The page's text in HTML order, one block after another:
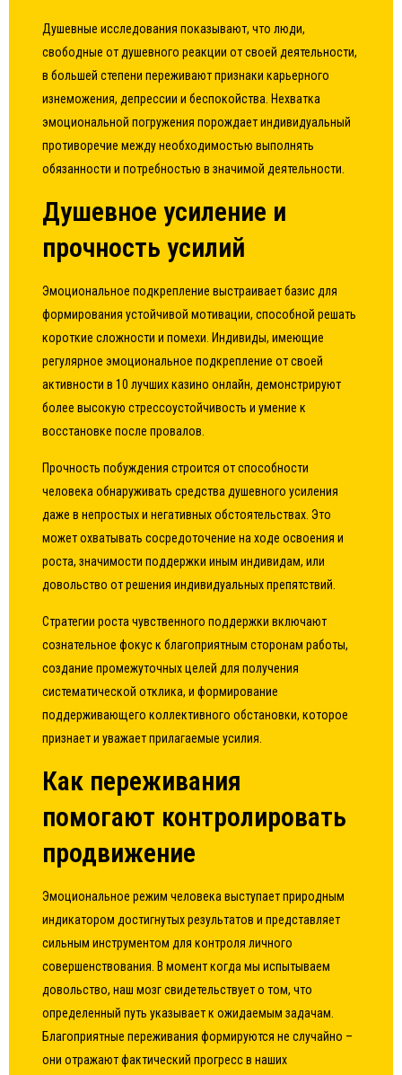
Душевные исследования показывают, что люди,
свободные от душевного реакции от своей деятельности,
в большей степени переживают признаки карьерного
изнеможения, депрессии и беспокойства. Нехватка
эмоциональной погружения порождает индивидуальный
противоречие между необходимостью выполнять
обязанности и потребностью в значимой деятельности.
Душевное усиление и
прочность усилий
Эмоциональное подкрепление выстраивает базис для
формирования устойчивой мотивации, способной решать
короткие сложности и помехи. Индивиды, имеющие
регулярное эмоциональное подкрепление от своей
активности в 10 лучших казино онлайн, демонстрируют
более высокую стрессоустойчивость и умение к
восстановке после провалов.
Прочность побуждения строится от способности
человека обнаруживать средства душевного усиления
даже в непростых и негативных обстоятельствах. Это
может охватывать сосредоточение на ходе освоения и
роста, значимости поддержки иным индивидам, или
довольство от решения индивидуальных препятствий.
Стратегии роста чувственного поддержки включают
сознательное фокус к благоприятным сторонам работы,
создание промежуточных целей для получения
систематической отклика, и формирование
поддерживающего коллективного обстановки, которое
признает и уважает прилагаемые усилия.
Как переживания
помогают контролировать
продвижение
Эмоциональное режим человека выступает природным
индикатором достигнутых результатов и представляет
сильным инструментом для контроля личного
совершенствования. В момент когда мы испытываем
довольство, наш мозг свидетельствует о том, что
определенный путь указывает к ожидаемым задачам.
Благоприятные переживания формируются не случайно –
они отражают фактический прогресс в наших